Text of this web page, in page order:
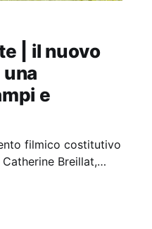
| il nuovo
e
filmico costitutivo
Breillat,
del campo-